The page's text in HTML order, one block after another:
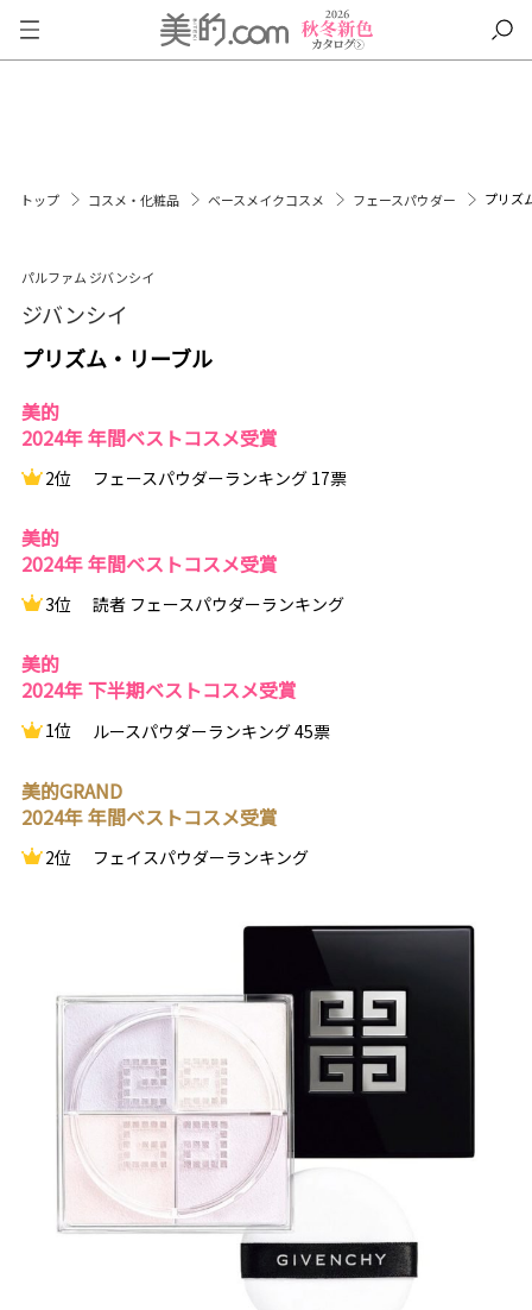
トップ コスメ・化粧品 ベースメイクコスメ フェースパウダー プリズ
パルファム ジバンシイ
ジバンシイ
プリズム・リーブル
美的
2024年 年間ベストコスメ受賞
2位 フェースパウダーランキング 17票
美的
2024年 年間ベストコスメ受賞
3位 読者 フェースパウダーランキング
美的
2024年 下半期ベストコスメ受賞
1位 ルースパウダーランキング 45票
美的GRAND
2024年 年間ベストコスメ受賞
2位 フェイスパウダーランキング